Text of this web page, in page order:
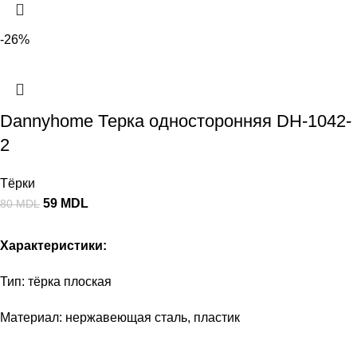
-26%
Dannyhome Терка односторонняя DH-1042-
2
Тёрки
80MDL 59 MDL
Характеристики:
Тип: тёрка плоская
Материал: нержавеющая сталь, пластик